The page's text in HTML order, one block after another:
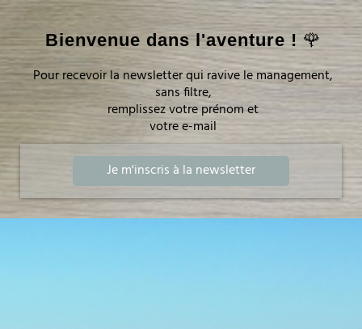
Bienvenue dans l'aventure !🌹
Pour recevoir la newsletter qui ravive le management,
sans filtre,
remplissez votre prénom et
votre e-mail
Je m'inscris à la newsletter